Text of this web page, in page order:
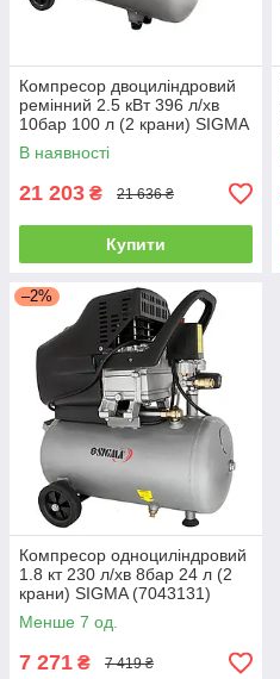
Компресор двоциліндровий
ремінний 2.5 кВт 396 л/хв
10бар 100 л (2 крани) SIGMA
(7044151) +БЕЗКОШТОВНА
ДОСТАВКА!
В наявності
21 203 ₴ 21 636 ₴
Купити
–2%
Компресор одноциліндровий
1.8 кт 230 л/хв 8бар 24 л (2
крани) SIGMA (7043131)
+БЕЗКОШТОВНА ДОСТАВКА!
Менше 7 од.
7 271 ₴ 7 419 ₴